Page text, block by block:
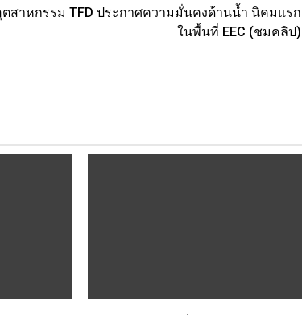
สาหกรรม TFD ประกาศความมั่นคงด้านน้ำ นิคมแรก
ในพื้นที่ EEC (ชมคลิป)